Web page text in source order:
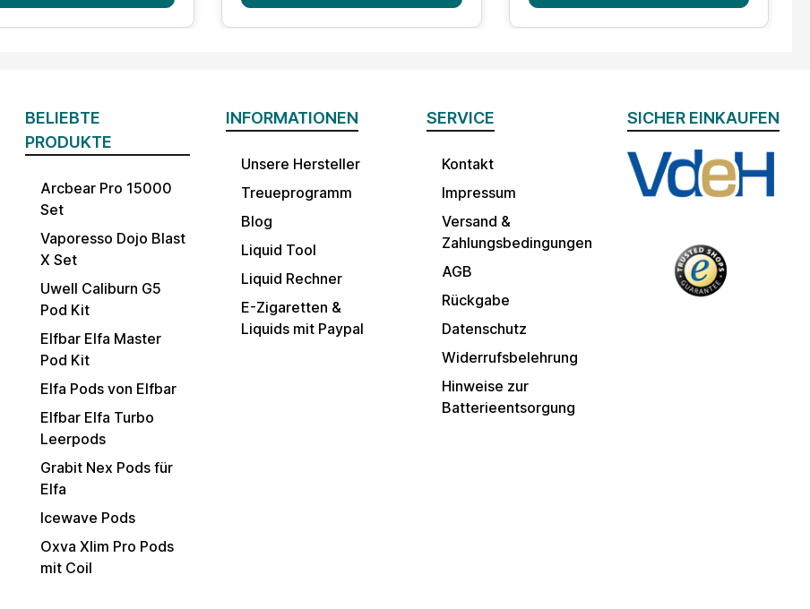
BELIEBTE
PRODUKTE
Arcbear Pro 15000
Set
Vaporesso Dojo Blast
X Set
Uwell Caliburn G5
Pod Kit
Elfbar Elfa Master
Pod Kit
Elfa Pods von Elfbar
Elfbar Elfa Turbo
Leerpods
Grabit Nex Pods für
Elfa
Icewave Pods
Oxva Xlim Pro Pods
mit Coil
INFORMATIONEN
Unsere Hersteller
Treueprogramm
Blog
Liquid Tool
Liquid Rechner
E-Zigaretten &
Liquids mit Paypal
SERVICE
Kontakt
Impressum
Versand &
Zahlungsbedingungen
AGB
Rückgabe
Datenschutz
Widerrufsbelehrung
Hinweise zur
Batterieentsorgung
SICHER EINKAUFEN